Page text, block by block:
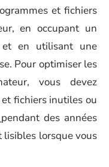
et fichiers
en occupant un
et en utilisant une
Pour optimiser les
vous devez
fichiers inutiles ou
pendant des années
lisibles lorsque vous